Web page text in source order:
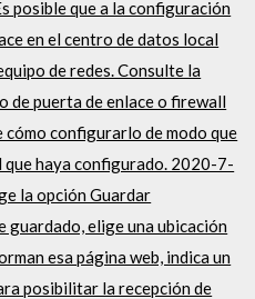
que a la configuración
en el centro de datos local
de redes. Consulte la
de puerta de enlace o firewall
configurarlo de modo que
que haya configurado. 2020-7-
la opción Guardar
guardado, elige una ubicación
esa página web, indica un
posibilitar la recepción de